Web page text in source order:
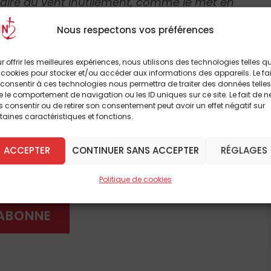
Nous respectons vos préférences
offrir les meilleures expériences, nous utilisons des technologies telles
pour stocker et/ou accéder aux informations des appareils. Le
à ces technologies nous permettra de traiter des données telles
le comportement de navigation ou les ID uniques sur ce site. Le fait de
consentir ou de retirer son consentement peut avoir un effet négatif sur
caractéristiques et fonctions.
ACCEPTER CONTINUER SANS ACCEPTER RÉGLAGES
Politique de cookies
de gouvernement à la disposition des
au cours des vingt-six ans de son
en près de huit ans de pontificat, n’en a
en a tenu deux seulement. Il avait innové
des cardinaux, appelé C8 ou C9 en
été annoncé le 13 avril 2013 et institué par
aider [le pape] dans le
Curie romaine». Pour assurer une
neuf membres de ce Conseil des cardinaux
lire cet article
autres
À PRÉSENT